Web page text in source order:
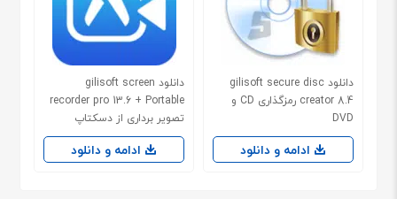
دانلود gilisoft secure disc
creator 8.4 رمزگذاری CD و
DVD
ادامه و دانلود
دانلود gilisoft screen
recorder pro 13.6 + Portable
تصویر برداری از دسکتاپ
ویندوز
ادامه و دانلود